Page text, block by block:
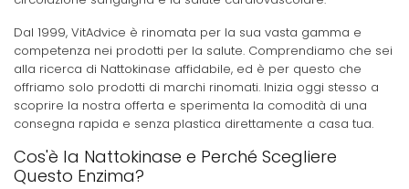
Dal 1999, VitAdvice è rinomata per la sua vasta gamma e
competenza nei prodotti per la salute. Comprendiamo che sei
alla ricerca di Nattokinase affidabile, ed è per questo che
offriamo solo prodotti di marchi rinomati. Inizia oggi stesso a
scoprire la nostra offerta e sperimenta la comodità di una
consegna rapida e senza plastica direttamente a casa tua.
Cos'è la Nattokinase e Perché Scegliere
Questo Enzima?